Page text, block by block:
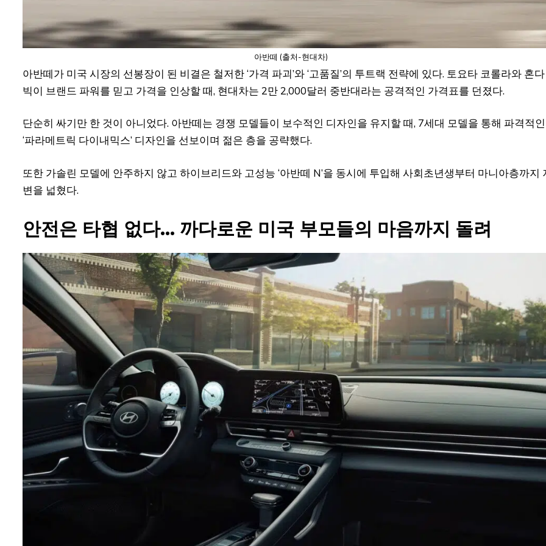
아반떼 (출처-현대차)
아반떼가 미국 시장의 선봉장이 된 비결은 철저한 ‘가격 파괴’와 ‘고품질’의 투트랙 전략에 있다. 토요타 코롤라와 혼
빅이 브랜드 파워를 믿고 가격을 인상할 때, 현대차는 2만 2,000달러 중반대라는 공격적인 가격표를 던졌다.
단순히 싸기만 한 것이 아니었다. 아반떼는 경쟁 모델들이 보수적인 디자인을 유지할 때, 7세대 모델을 통해 파격적인
‘파라메트릭 다이내믹스’ 디자인을 선보이며 젊은 층을 공략했다.
또한 가솔린 모델에 안주하지 않고 하이브리드와 고성능 ‘아반떼 N’을 동시에 투입해 사회초년생부터 마니아층까지
변을 넓혔다.
안전은 타협 없다… 까다로운 미국 부모들의 마음까지 돌려